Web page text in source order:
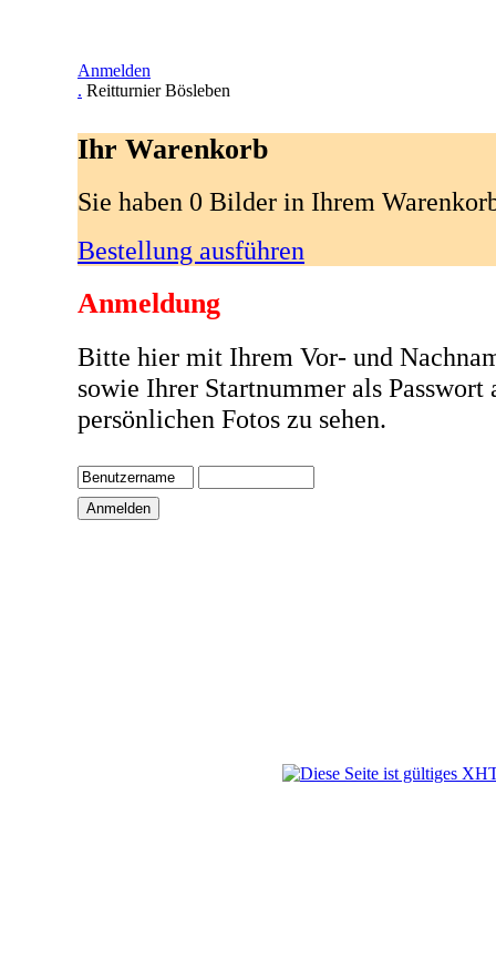
Anmelden
. Reitturnier Bösleben
Ihr Warenkorb
Sie haben 0 Bilder in Ihrem
Bestellung ausführen
Anmeldung
Bitte hier mit Ihrem Vor- und
sowie Ihrer Startnummer als Passwort
persönlichen Fotos zu sehen.